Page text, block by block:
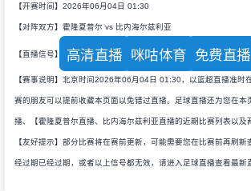
【开赛时间】2026年06月04日 01:30
【对阵双方】霍隆夏普尔 vs 比内海尔兹利亚
【直播信号】 高清直播 咪咕体育 免费直播
【赛事说明】北京时间2026年06月04日 01:30，以篮超直播准时
赛的朋友可以提前收藏本页面以免错过直播。足球直播还为您在本
播、【霍隆夏普尔直播、比内海尔兹利亚直播的近期比赛列表以及
【友好提示】部分比赛将在赛前更新，可能需要您在比赛前再刷新
经过期已经过期，或者以上信号都无效，请进入足球直播查看最新